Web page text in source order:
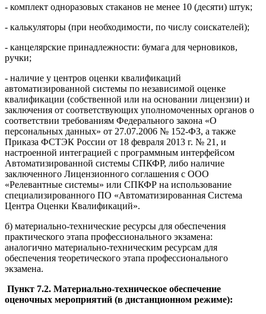
- комплект одноразовых стаканов не менее 10 (десяти) штук;
- калькуляторы (при необходимости, по числу соискателей);
- канцелярские принадлежности: бумага для черновиков,
ручки;
- наличие у центров оценки квалификаций
автоматизированной системы по независимой оценке
квалификации (собственной или на основании лицензии) и
заключения от соответствующих уполномоченных органов о
соответствии требованиям Федерального закона «О
персональных данных» от 27.07.2006 № 152-ФЗ, а также
Приказа ФСТЭК России от 18 февраля 2013 г. № 21, и
настроенной интеграцией с программным интерфейсом
Автоматизированной системы СПКФР, либо наличие
заключенного Лицензионного соглашения с ООО
«Релевантные системы» или СПКФР на использование
специализированного ПО «Автоматизированная Система
Центра Оценки Квалификаций».
б) материально-технические ресурсы для обеспечения
практического этапа профессионального экзамена:
аналогично материально-техническим ресурсам для
обеспечения теоретического этапа профессионального
экзамена.
Пункт 7.2. Материально-техническое обеспечение
оценочных мероприятий (в дистанционном режиме):